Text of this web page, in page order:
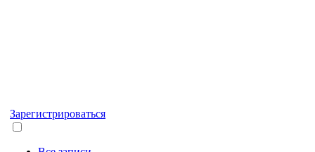
Зарегистрироваться